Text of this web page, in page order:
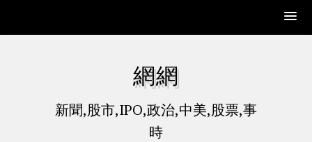
網網
新聞,股市,IPO,政治,中美,股票,事
時